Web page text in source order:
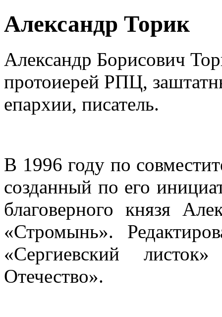
Александр Торик
Александр Борисович
протоиерей РПЦ,
епархии, писатель.
В 1996 году по
созданный по его
благоверного князя
«Стромынь».
«Сергиевский
Отечество».